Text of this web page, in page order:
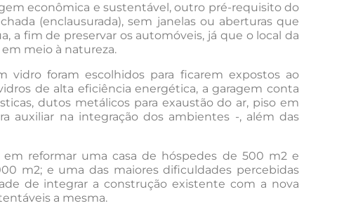
econômica e sustentável, outro pré-requisito do
(enclausurada), sem janelas ou aberturas que
a fim de preservar os automóveis, já que o local da
meio à natureza.
vidro foram escolhidos para ficarem expostos ao
de alta eficiência energética, a garagem conta
dutos metálicos para exaustão do ar, piso em
auxiliar na integração dos ambientes -, além das
reformar uma casa de hóspedes de 500 m2 e
m2; e uma das maiores dificuldades percebidas
de integrar a construção existente com a nova
a mesma.